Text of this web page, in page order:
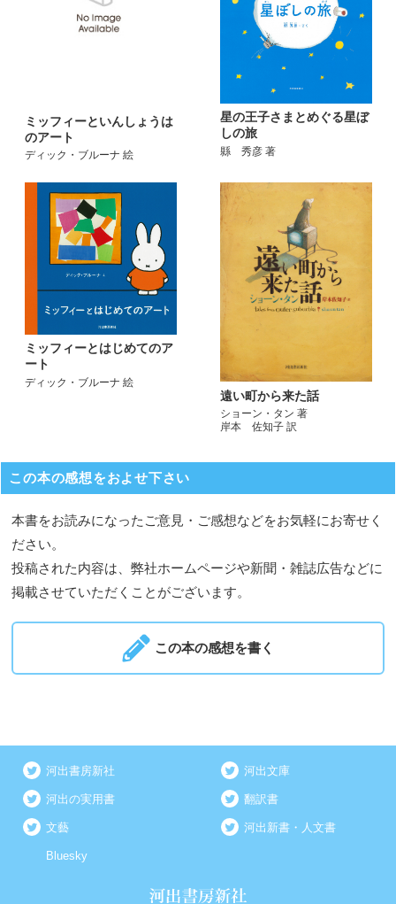
ミッフィーといんしょうは
のアート
ディック・ブルーナ 絵
星の王子さまとめぐる星ぼ
しの旅
縣 秀彦 著
ミッフィーとはじめてのア
ート
ディック・ブルーナ 絵
遠い町から来た話
ショーン・タン 著
岸本 佐知子 訳
この本の感想をおよせ下さい
本書をお読みになったご意見・ご感想などをお気軽にお寄せく
ださい。
投稿された内容は、弊社ホームページや新聞・雑誌広告などに
掲載させていただくことがございます。
この本の感想を書く
河出書房新社 河出文庫
河出の実用書 翻訳書
文藝 河出新書・人文書
Bluesky